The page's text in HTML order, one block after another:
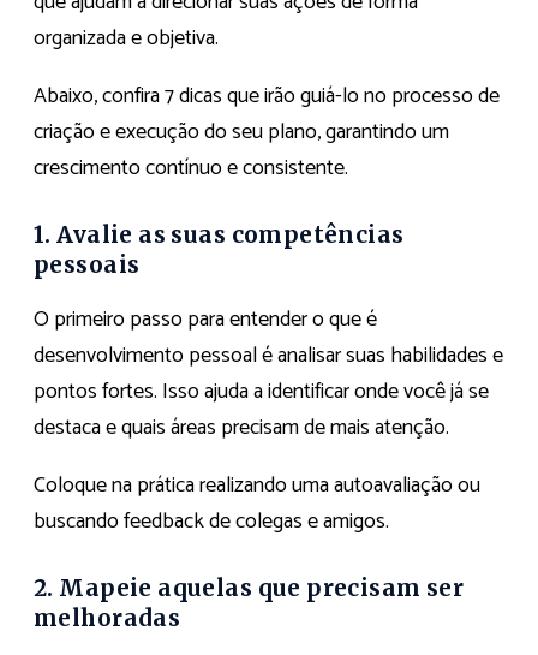
organizada e objetiva.
Abaixo, confira 7 dicas que irão guiá-lo no processo de
criação e execução do seu plano, garantindo um
crescimento contínuo e consistente.
1. Avalie as suas competências
pessoais
O primeiro passo para entender o que é
desenvolvimento pessoal é analisar suas habilidades e
pontos fortes. Isso ajuda a identificar onde você já se
destaca e quais áreas precisam de mais atenção.
Coloque na prática realizando uma autoavaliação ou
buscando feedback de colegas e amigos.
2. Mapeie aquelas que precisam ser
melhoradas